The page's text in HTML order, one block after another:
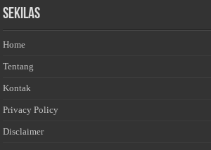
Sekilas
Home
Tentang
Kontak
Privacy Policy
Disclaimer